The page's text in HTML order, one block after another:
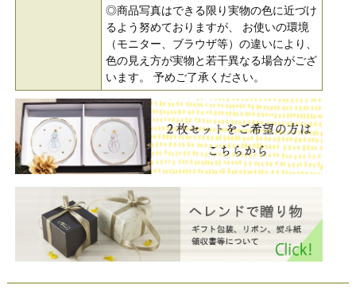
◎商品写真はできる限り実物の色に近づけ
るよう努めておりますが、 お使いの環境
（モニター、ブラウザ等）の違いにより、
色の見え方が実物と若干異なる場合がござ
います。 予めご了承ください。